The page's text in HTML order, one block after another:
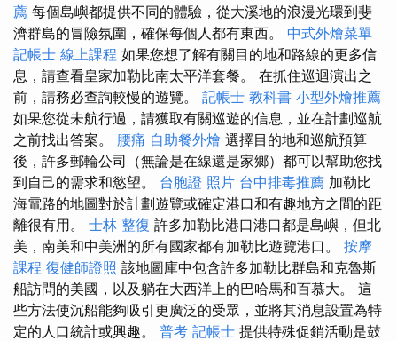
薦 每個島嶼都提供不同的體驗，從大溪地的浪漫光環到斐
濟群島的冒險氛圍，確保每個人都有東西。 中式外燴菜單
記帳士 線上課程 如果您想了解有關目的地和路線的更多信
息，請查看皇家加勒比南太平洋套餐。 在抓住巡迴演出之
前，請務必查詢較慢的遊覽。 記帳士 教科書 小型外燴推薦
如果您從未航行過，請獲取有關巡遊的信息，並在計劃巡航
之前找出答案。 腰痛 自助餐外燴 選擇目的地和巡航預算
後，許多郵輪公司（無論是在線還是家鄉）都可以幫助您找
到自己的需求和慾望。 台胞證 照片 台中排毒推薦 加勒比
海電路的地圖對於計劃遊覽或確定港口和有趣地方之間的距
離很有用。 士林 整復 許多加勒比港口港口都是島嶼，但北
美，南美和中美洲的所有國家都有加勒比遊覽港口。 按摩
課程 復健師證照 該地圖庫中包含許多加勒比群島和克魯斯
船訪問的美國，以及躺在大西洋上的巴哈馬和百慕大。 這
些方法使沉船能夠吸引更廣泛的受眾，並將其消息設置為特
定的人口統計或興趣。 普考 記帳士 提供特殊促銷活動是鼓